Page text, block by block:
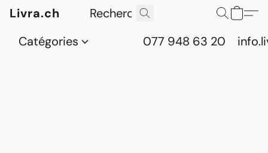
Livra.ch
Catégories
077 948 63 20